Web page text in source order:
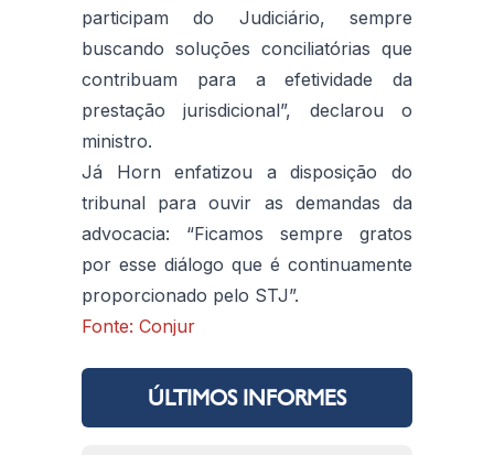
participam do Judiciário, sempre
buscando soluções conciliatórias que
contribuam para a efetividade da
prestação jurisdicional”, declarou o
ministro.
Já Horn enfatizou a disposição do
tribunal para ouvir as demandas da
advocacia: “Ficamos sempre gratos
por esse diálogo que é continuamente
proporcionado pelo STJ”.
Fonte: Conjur
ÚLTIMOS INFORMES